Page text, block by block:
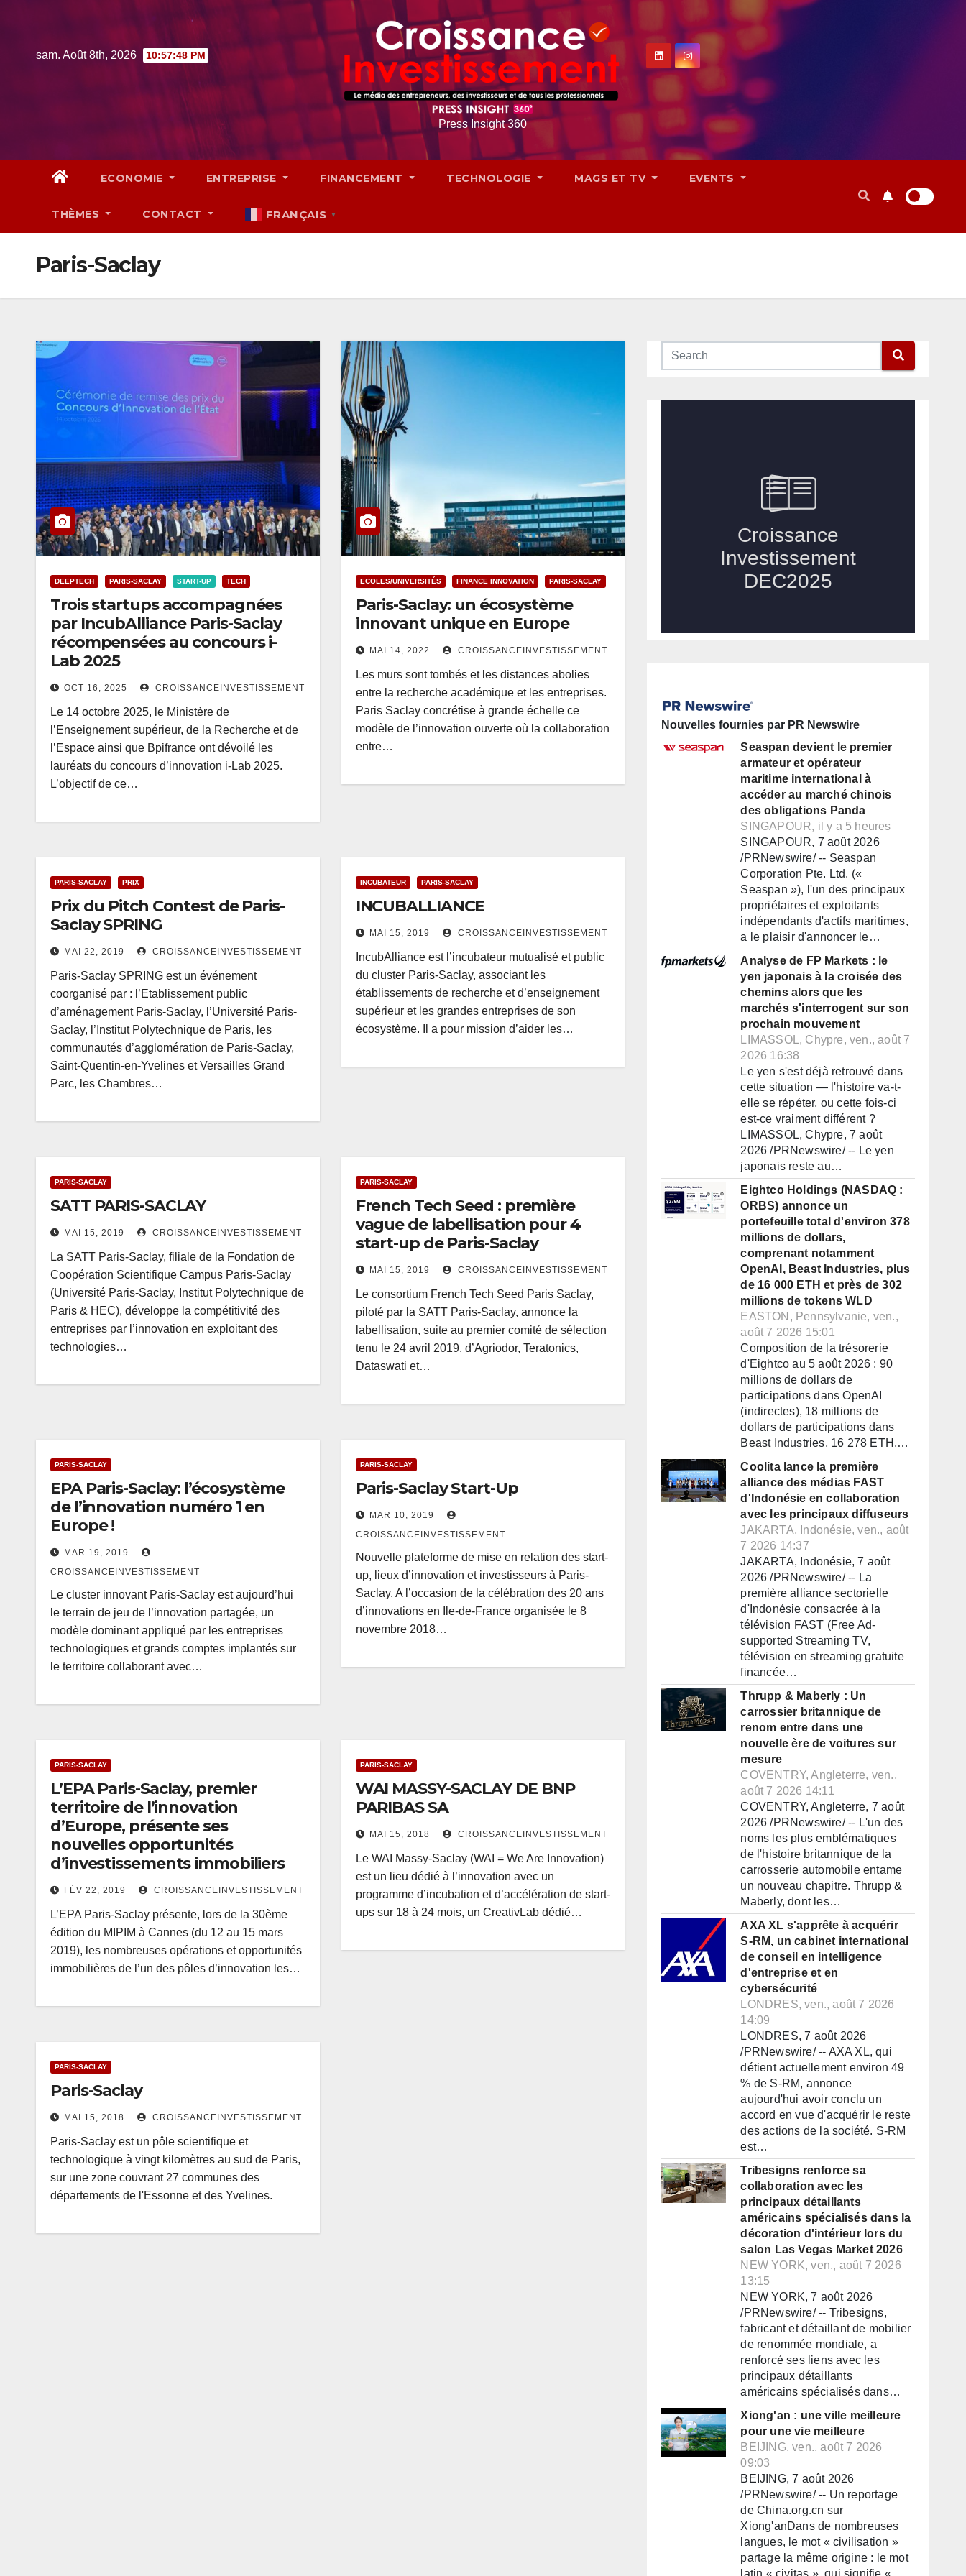
contentsam. Août 8th, 2026 10:57:50 PM
Press Insight 360
ECONOMIE ENTREPRISE FINANCEMENT TECHNOLOGIE MAGS ET TV EVENTS
THÈMES CONTACT FRANÇAIS ▼
Paris-Saclay
DEEPTECH PARIS-SACLAY START-UP TECH
Trois startups accompagnées
par IncubAlliance Paris-Saclay
récompensées au concours i-
Lab 2025
OCT 16, 2025 CROISSANCEINVESTISSEMENT
Le 14 octobre 2025, le Ministère de
l’Enseignement supérieur, de la Recherche et de
l’Espace ainsi que Bpifrance ont dévoilé les
lauréats du concours d’innovation i-Lab 2025.
L’objectif de ce…
ECOLES/UNIVERSITÉS FINANCE INNOVATION PARIS-SACLAY
Paris-Saclay: un écosystème
innovant unique en Europe
MAI 14, 2022 CROISSANCEINVESTISSEMENT
Les murs sont tombés et les distances abolies
entre la recherche académique et les entreprises.
Paris Saclay concrétise à grande échelle ce
modèle de l’innovation ouverte où la collaboration
entre…
PARIS-SACLAY PRIX
Prix du Pitch Contest de Paris-
Saclay SPRING
MAI 22, 2019 CROISSANCEINVESTISSEMENT
Paris-Saclay SPRING est un événement
coorganisé par : l’Etablissement public
d’aménagement Paris-Saclay, l’Université Paris-
Saclay, l’Institut Polytechnique de Paris, les
communautés d’agglomération de Paris-Saclay,
Saint-Quentin-en-Yvelines et Versailles Grand
Parc, les Chambres…
INCUBATEUR PARIS-SACLAY
INCUBALLIANCE
MAI 15, 2019 CROISSANCEINVESTISSEMENT
IncubAlliance est l’incubateur mutualisé et public
du cluster Paris-Saclay, associant les
établissements de recherche et d’enseignement
supérieur et les grandes entreprises de son
écosystème. Il a pour mission d’aider les…
PARIS-SACLAY
SATT PARIS-SACLAY
MAI 15, 2019 CROISSANCEINVESTISSEMENT
La SATT Paris-Saclay, filiale de la Fondation de
Coopération Scientifique Campus Paris-Saclay
(Université Paris-Saclay, Institut Polytechnique de
Paris & HEC), développe la compétitivité des
entreprises par l’innovation en exploitant des
technologies…
PARIS-SACLAY
French Tech Seed : première
vague de labellisation pour 4
start-up de Paris-Saclay
MAI 15, 2019 CROISSANCEINVESTISSEMENT
Le consortium French Tech Seed Paris Saclay,
piloté par la SATT Paris-Saclay, annonce la
labellisation, suite au premier comité de sélection
tenu le 24 avril 2019, d’Agriodor, Teratonics,
Dataswati et…
PARIS-SACLAY
EPA Paris-Saclay: l’écosystème
de l’innovation numéro 1 en
Europe !
MAR 19, 2019
CROISSANCEINVESTISSEMENT
Le cluster innovant Paris-Saclay est aujourd’hui
le terrain de jeu de l’innovation partagée, un
modèle dominant appliqué par les entreprises
technologiques et grands comptes implantés sur
le territoire collaborant avec…
PARIS-SACLAY
Paris-Saclay Start-Up
MAR 10, 2019
CROISSANCEINVESTISSEMENT
Nouvelle plateforme de mise en relation des start-
up, lieux d’innovation et investisseurs à Paris-
Saclay. A l’occasion de la célébration des 20 ans
d’innovations en Ile-de-France organisée le 8
novembre 2018…
PARIS-SACLAY
L’EPA Paris-Saclay, premier
territoire de l’innovation
d’Europe, présente ses
nouvelles opportunités
d’investissements immobiliers
FÉV 22, 2019 CROISSANCEINVESTISSEMENT
L’EPA Paris-Saclay présente, lors de la 30ème
édition du MIPIM à Cannes (du 12 au 15 mars
2019), les nombreuses opérations et opportunités
immobilières de l’un des pôles d’innovation les…
PARIS-SACLAY
WAI MASSY-SACLAY DE BNP
PARIBAS SA
MAI 15, 2018 CROISSANCEINVESTISSEMENT
Le WAI Massy-Saclay (WAI = We Are Innovation)
est un lieu dédié à l’innovation avec un
programme d’incubation et d’accélération de start-
ups sur 18 à 24 mois, un CreativLab dédié…
PARIS-SACLAY
Paris-Saclay
MAI 15, 2018 CROISSANCEINVESTISSEMENT
Paris-Saclay est un pôle scientifique et
technologique à vingt kilomètres au sud de Paris,
sur une zone couvrant 27 communes des
départements de l'Essonne et des Yvelines.
Nouvelles fournies par PR Newswire
Seaspan devient le premier
armateur et opérateur
maritime international à
accéder au marché chinois
des obligations Panda
SINGAPOUR, il y a 5 heures
SINGAPOUR, 7 août 2026
/PRNewswire/ -- Seaspan
Corporation Pte. Ltd. («
Seaspan »), l'un des principaux
propriétaires et exploitants
indépendants d'actifs maritimes,
a le plaisir d'annoncer le…
Analyse de FP Markets : le
yen japonais à la croisée des
chemins alors que les
marchés s'interrogent sur son
prochain mouvement
LIMASSOL, Chypre, ven., août 7
2026 16:38
Le yen s'est déjà retrouvé dans
cette situation — l'histoire va-t-
elle se répéter, ou cette fois-ci
est-ce vraiment différent ?
LIMASSOL, Chypre, 7 août
2026 /PRNewswire/ -- Le yen
japonais reste au…
Eightco Holdings (NASDAQ :
ORBS) annonce un
portefeuille total d'environ 378
millions de dollars,
comprenant notamment
OpenAI, Beast Industries, plus
de 16 000 ETH et près de 302
millions de tokens WLD
EASTON, Pennsylvanie, ven.,
août 7 2026 15:01
Composition de la trésorerie
d'Eightco au 5 août 2026 : 90
millions de dollars de
participations dans OpenAI
(indirectes), 18 millions de
dollars de participations dans
Beast Industries, 16 278 ETH,…
Coolita lance la première
alliance des médias FAST
d'Indonésie en collaboration
avec les principaux diffuseurs
JAKARTA, Indonésie, ven., août
7 2026 14:37
JAKARTA, Indonésie, 7 août
2026 /PRNewswire/ -- La
première alliance sectorielle
d'Indonésie consacrée à la
télévision FAST (Free Ad-
supported Streaming TV,
télévision en streaming gratuite
financée…
Thrupp & Maberly : Un
carrossier britannique de
renom entre dans une
nouvelle ère de voitures sur
mesure
COVENTRY, Angleterre, ven.,
août 7 2026 14:11
COVENTRY, Angleterre, 7 août
2026 /PRNewswire/ -- L'un des
noms les plus emblématiques
de l'histoire britannique de la
carrosserie automobile entame
un nouveau chapitre. Thrupp &
Maberly, dont les…
AXA XL s'apprête à acquérir
S-RM, un cabinet international
de conseil en intelligence
d'entreprise et en
cybersécurité
LONDRES, ven., août 7 2026
14:09
LONDRES, 7 août 2026
/PRNewswire/ -- AXA XL, qui
détient actuellement environ 49
% de S-RM, annonce
aujourd'hui avoir conclu un
accord en vue d'acquérir le reste
des actions de la société. S-RM
est…
Tribesigns renforce sa
collaboration avec les
principaux détaillants
américains spécialisés dans la
décoration d'intérieur lors du
salon Las Vegas Market 2026
NEW YORK, ven., août 7 2026
13:15
NEW YORK, 7 août 2026
/PRNewswire/ -- Tribesigns,
fabricant et détaillant de mobilier
de renommée mondiale, a
renforcé ses liens avec les
principaux détaillants
américains spécialisés dans…
Xiong'an : une ville meilleure
pour une vie meilleure
BEIJING, ven., août 7 2026
09:03
BEIJING, 7 août 2026
/PRNewswire/ -- Un reportage
de China.org.cn sur
Xiong'anDans de nombreuses
langues, le mot « civilisation »
partage la même origine : le mot
latin « civitas », qui signifie «…